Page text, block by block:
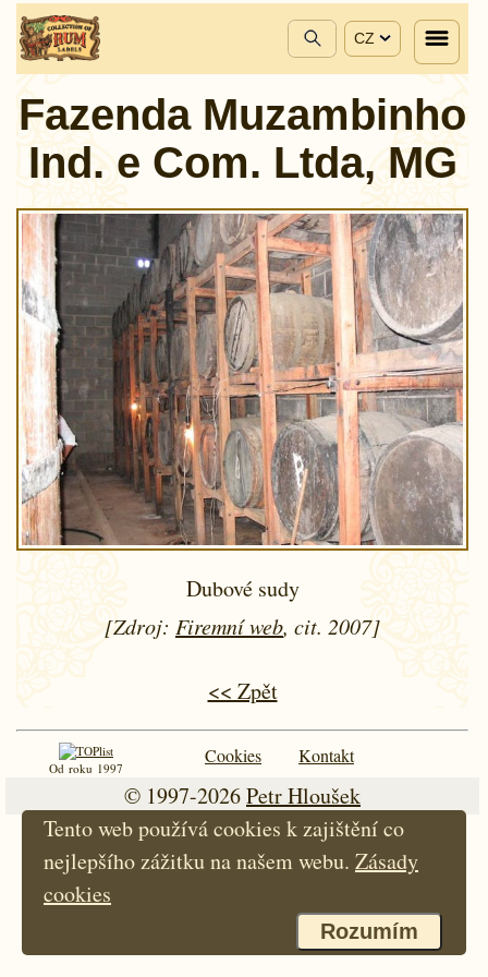
CZ
Fazenda Muzambinho
Ind. e Com. Ltda, MG
Dubové sudy
[Zdroj: Firemní web, cit. 2007]
<< Zpět
Od roku 1997
Cookies Kontakt
© 1997-2026Petr Hloušek
Tento web používá cookies k zajištění co
nejlepšího zážitku na našem webu. Zásady
cookies
Rozumím